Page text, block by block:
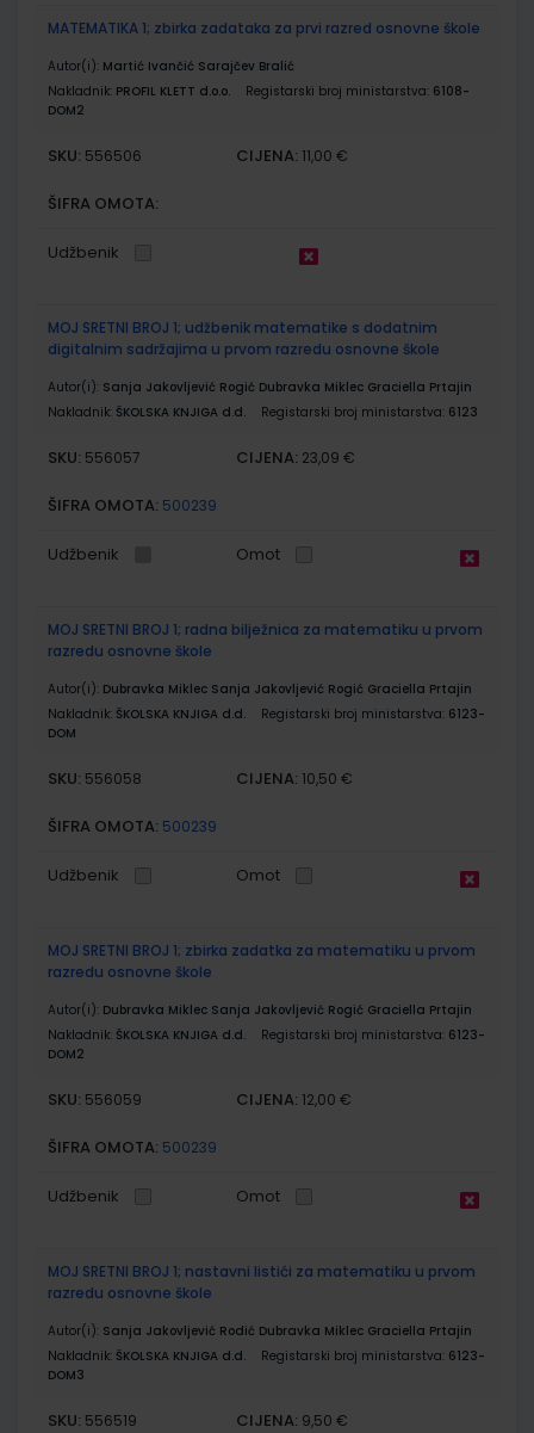
MATEMATIKA 1; zbirka zadataka za prvi razred osnovne škole
Autor(i): Martić Ivančić Sarajčev Bralić
Nakladnik: PROFIL KLETT d.o.o. Registarski broj ministarstva: 6108-
DOM2
SKU: 556506 CIJENA: 11,00 €
ŠIFRA OMOTA:
Udžbenik
MOJ SRETNI BROJ 1; udžbenik matematike s dodatnim
digitalnim sadržajima u prvom razredu osnovne škole
Autor(i): Sanja Jakovljević Rogić Dubravka Miklec Graciella Prtajin
Nakladnik: ŠKOLSKA KNJIGA d.d. Registarski broj ministarstva: 6123
SKU: 556057 CIJENA: 23,09 €
ŠIFRA OMOTA: 500239
Udžbenik Omot
MOJ SRETNI BROJ 1; radna bilježnica za matematiku u prvom
razredu osnovne škole
Autor(i): Dubravka Miklec Sanja Jakovljević Rogić Graciella Prtajin
Nakladnik: ŠKOLSKA KNJIGA d.d. Registarski broj ministarstva: 6123-
DOM
SKU: 556058 CIJENA: 10,50 €
ŠIFRA OMOTA: 500239
Udžbenik Omot
MOJ SRETNI BROJ 1; zbirka zadatka za matematiku u prvom
razredu osnovne škole
Autor(i): Dubravka Miklec Sanja Jakovljević Rogić Graciella Prtajin
Nakladnik: ŠKOLSKA KNJIGA d.d. Registarski broj ministarstva: 6123-
DOM2
SKU: 556059 CIJENA: 12,00 €
ŠIFRA OMOTA: 500239
Udžbenik Omot
MOJ SRETNI BROJ 1; nastavni listići za matematiku u prvom
razredu osnovne škole
Autor(i): Sanja Jakovljević Rodić Dubravka Miklec Graciella Prtajin
Nakladnik: ŠKOLSKA KNJIGA d.d. Registarski broj ministarstva: 6123-
DOM3
SKU: 556519 CIJENA: 9,50 €